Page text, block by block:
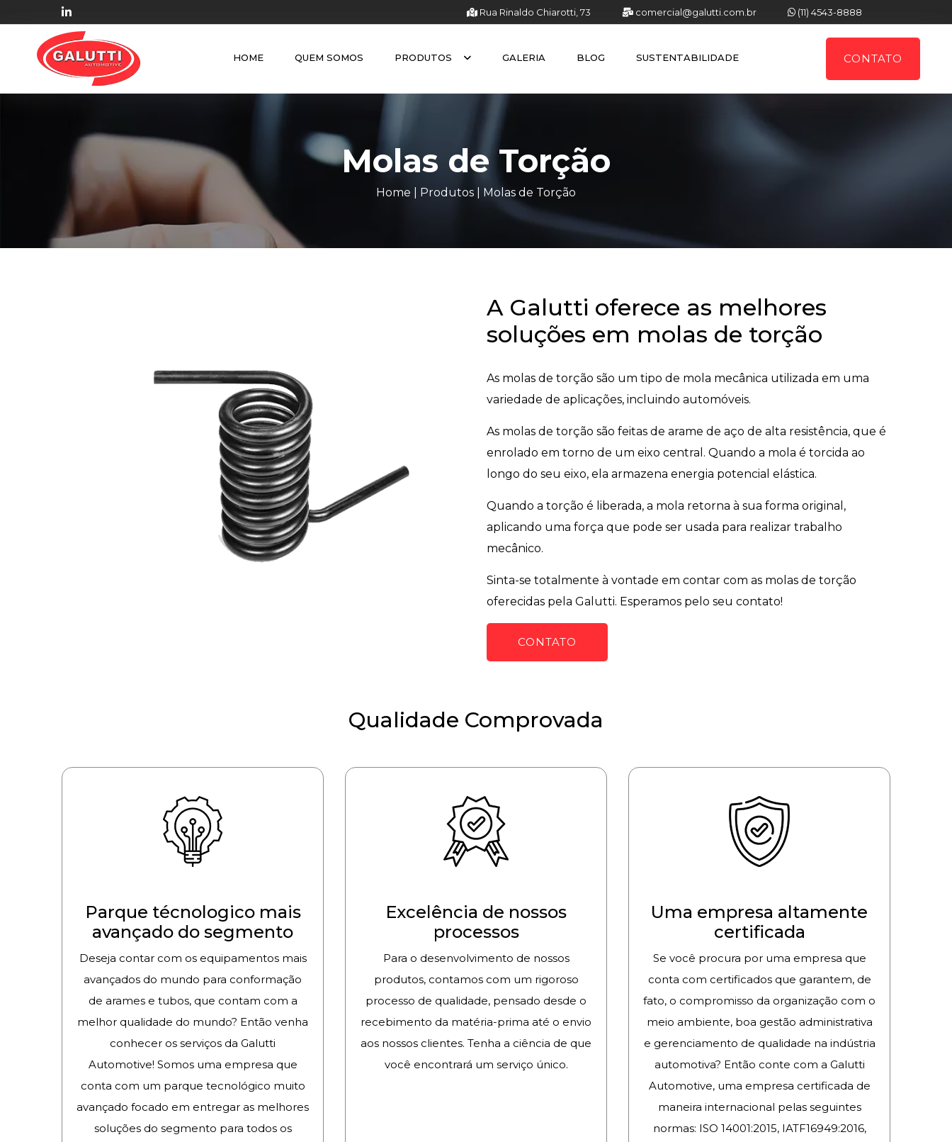
Rua Rinaldo Chiarotti, 73 comercial@galutti.com.br (11) 4543-8888
HOME QUEM SOMOS PRODUTOS GALERIA BLOG SUSTENTABILIDADE CONTATO
Molas de Torção
Home Produtos Molas de Torção
A Galutti oferece as melhores
soluções em molas de torção
As molas de torção são um tipo de mola mecânica utilizada em uma
variedade de aplicações, incluindo automóveis.
As molas de torção são feitas de arame de aço de alta resistência, que é
enrolado em torno de um eixo central. Quando a mola é torcida ao
longo do seu eixo, ela armazena energia potencial elástica.
Quando a torção é liberada, a mola retorna à sua forma original,
aplicando uma força que pode ser usada para realizar trabalho
mecânico.
Sinta-se totalmente à vontade em contar com as molas de torção
oferecidas pela Galutti. Esperamos pelo seu contato!
CONTATO
Qualidade Comprovada
Parque técnologico mais
avançado do segmento
Deseja contar com os equipamentos mais
avançados do mundo para conformação
de arames e tubos, que contam com a
melhor qualidade do mundo? Então venha
conhecer os serviços da Galutti
Automotive! Somos uma empresa que
conta com um parque tecnológico muito
avançado focado em entregar as melhores
soluções do segmento para todos os
Excelência de nossos
processos
Para o desenvolvimento de nossos
produtos, contamos com um rigoroso
processo de qualidade, pensado desde o
recebimento da matéria-prima até o envio
aos nossos clientes. Tenha a ciência de que
você encontrará um serviço único.
Uma empresa altamente
certificada
Se você procura por uma empresa que
conta com certificados que garantem, de
fato, o compromisso da organização com o
meio ambiente, boa gestão administrativa
e gerenciamento de qualidade na indústria
automotiva? Então conte com a Galutti
Automotive, uma empresa certificada de
maneira internacional pelas seguintes
normas: ISO 14001:2015, IATF16949:2016,